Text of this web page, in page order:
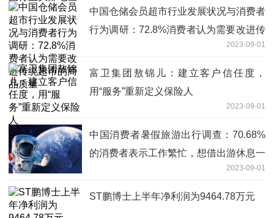
中国仓储会员超市行业发展状况与消费者
行为调研：72.8%消费者认为需要改进传
2023-09-01
富卫集团敖锦儿：建立客户信任度，
用“服务”重新定义保险人
2023-09-01
中国消费者暑假旅游出行调查：70.68%
的消费者表示工作繁忙，想借出游休息一
2023-09-01
ST鹏博士上半年净利润为9464.78万元